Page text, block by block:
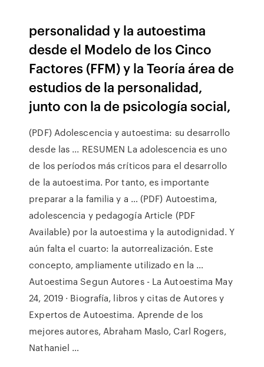
personalidad y la autoestima
desde el Modelo de los Cinco
Factores (FFM) y la Teoría área de
estudios de la personalidad,
junto con la de psicología social,
(PDF) Adolescencia y autoestima: su desarrollo
desde las ... RESUMEN La adolescencia es uno
de los períodos más críticos para el desarrollo
de la autoestima. Por tanto, es importante
preparar a la familia y a … (PDF) Autoestima,
adolescencia y pedagogía Article (PDF
Available) por la autoestima y la autodignidad. Y
aún falta el cuarto: la autorrealización. Este
concepto, ampliamente utilizado en la …
Autoestima Segun Autores - La Autoestima May
24, 2019 · Biografía, libros y citas de Autores y
Expertos de Autoestima. Aprende de los
mejores autores, Abraham Maslo, Carl Rogers,
Nathaniel …